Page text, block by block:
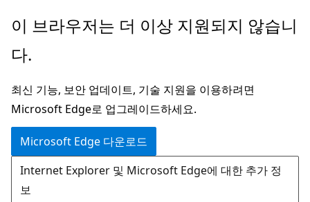
주
콘
츠
로
건
너
뛰
기
이 브라우저는 더 이상 지원되지 않습니
다.
최신 기능, 보안 업데이트, 기술 지원을 이용하려면
Microsoft Edge로 업그레이드하세요.
Microsoft Edge 다운로드
Internet Explorer 및 Microsoft Edge에 대한 추가 정
보